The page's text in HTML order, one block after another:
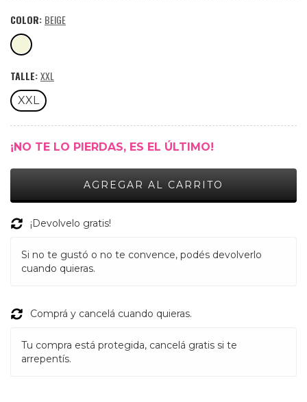
COLOR: BEIGE
TALLE:XXL
XXL
¡NO TE LO PIERDAS, ES EL ÚLTIMO!
¡Devolvelo gratis!
Si no te gustó o no te convence, podés devolverlo
cuando quieras.
Comprá y cancelá cuando quieras.
Tu compra está protegida, cancelá gratis si te
arrepentís.